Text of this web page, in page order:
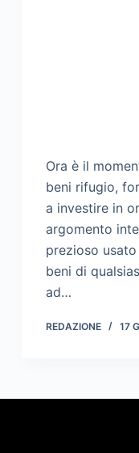
Ora è il
beni rifugio,
a investire in
argomento
prezioso
beni di
ad…
REDAZIONE 17